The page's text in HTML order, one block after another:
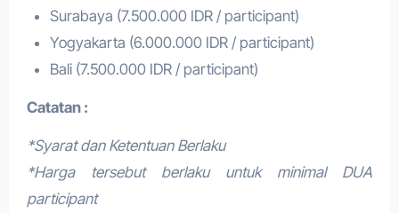
Surabaya (7.500.000 IDR / participant)
Yogyakarta (6.000.000 IDR / participant)
Bali (7.500.000 IDR / participant)
Catatan :
*Syarat dan Ketentuan Berlaku
*Harga tersebut berlaku untuk minimal DUA
participant